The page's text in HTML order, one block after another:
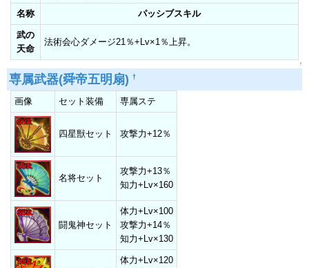
名称 パッシブスキル
武の
天命
法術会心ダメージ21％+Lv×1％上昇。
↑
専属武器(舜帝五明扇) †
画像 セット装備 専属ステ
四星獣セット 攻撃力+12％
名将セット
攻撃力+13％
知力+Lv×160
闘鬼神セット
体力+Lv×100
攻撃力+14％
知力+Lv×130
体力+Lv×120